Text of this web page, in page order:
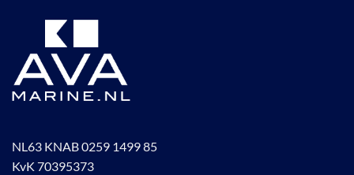
NL63 KNAB 0259 1499 85
KvK 70395373